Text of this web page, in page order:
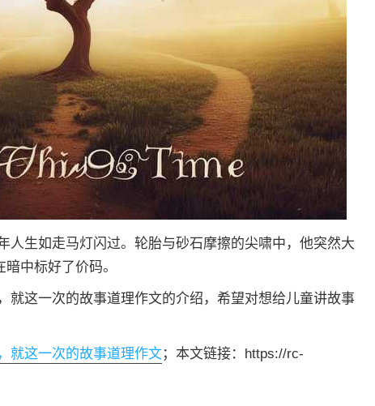
人生如走马灯闪过。轮胎与砂石摩擦的尖啸中，他突然大
中标好了价码。
就这一次的故事道理作文的介绍，希望对想给儿童讲故事
就这一次的故事道理作文；本文链接：https://rc-